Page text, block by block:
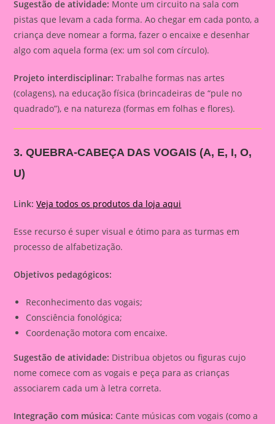
Sugestão de atividade: Monte um circuito na sala com
pistas que levam a cada forma. Ao chegar em cada ponto, a
criança deve nomear a forma, fazer o encaixe e desenhar
algo com aquela forma (ex: um sol com círculo).
Projeto interdisciplinar: Trabalhe formas nas artes
(colagens), na educação física (brincadeiras de “pule no
quadrado”), e na natureza (formas em folhas e flores).
3. QUEBRA-CABEÇA DAS VOGAIS (A, E, I, O,
U)
Link: Veja todos os produtos da loja aqui
Esse recurso é super visual e ótimo para as turmas em
processo de alfabetização.
Objetivos pedagógicos:
Reconhecimento das vogais;
Consciência fonológica;
Coordenação motora com encaixe.
Sugestão de atividade: Distribua objetos ou figuras cujo
nome comece com as vogais e peça para as crianças
associarem cada um à letra correta.
Integração com música: Cante músicas com vogais (como a